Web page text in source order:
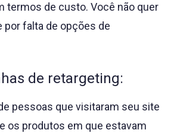
termos de custo. Você não quer
por falta de opções de
de retargeting:
pessoas que visitaram seu site
os produtos em que estavam